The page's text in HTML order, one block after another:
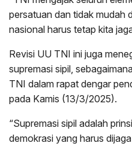
persatuan dan tidak mudah
nasional harus tetap kita
Revisi UU TNI ini juga
supremasi sipil,
TNI dalam rapat dengar
pada Kamis (13/3/2025).
“Supremasi sipil adalah
demokrasi yang harus